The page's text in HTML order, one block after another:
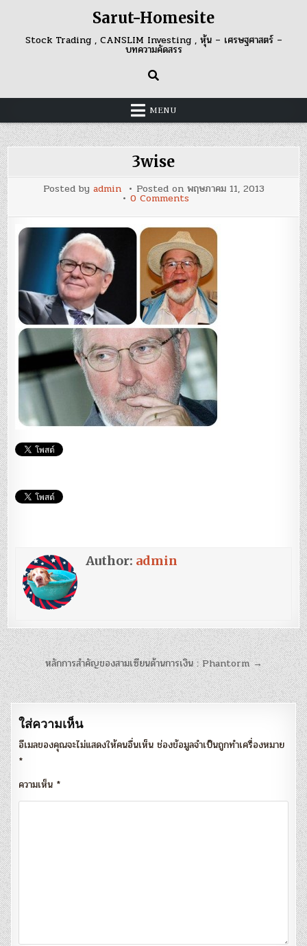
content
Sarut-Homesite
Stock Trading , CANSLIM Investing , หุ้น – เศรษฐศาสตร์ –
บทความคัดสรร
MENU
3wise
Posted by admin Posted on พฤษภาคม 11, 2013
0 Commentson
Author: admin
แนะแนว
เรื่อง
หลักการสำคัญของสามเซียนด้านการเงิน : Phantorm →
ใส่ความเห็น
อีเมลของคุณจะไม่แสดงให้คนอื่นเห็น ช่องข้อมูลจำเป็นถูกทำเครื่องหมาย
*
ความเห็น *